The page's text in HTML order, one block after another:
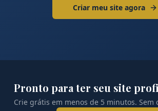
Criar meu site agora
Pronto para ter seu site
Crie grátis em menos de 5 minutos. Sem